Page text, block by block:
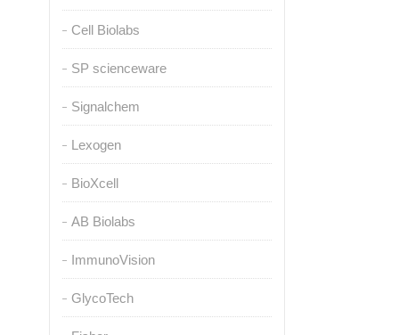
Cell Biolabs
SP scienceware
Signalchem
Lexogen
BioXcell
AB Biolabs
ImmunoVision
GlycoTech